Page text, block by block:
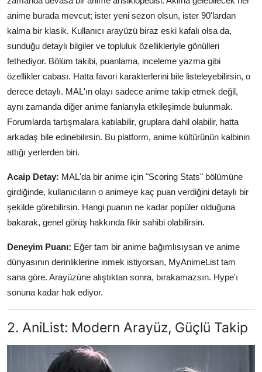
anime burada mevcut; ister yeni sezon olsun, ister 90'lardan
kalma bir klasik. Kullanıcı arayüzü biraz eski kafalı olsa da,
sunduğu detaylı bilgiler ve topluluk özellikleriyle gönülleri
fethediyor. Bölüm takibi, puanlama, inceleme yazma gibi
özellikler cabası. Hatta favori karakterlerini bile listeleyebilirsin, o
derece detaylı. MAL'ın olayı sadece anime takip etmek değil,
aynı zamanda diğer anime fanlarıyla etkileşimde bulunmak.
Forumlarda tartışmalara katılabilir, gruplara dahil olabilir, hatta
arkadaş bile edinebilirsin. Bu platform, anime kültürünün kalbinin
attığı yerlerden biri.
Acaip Detay: MAL'da bir anime için "Scoring Stats" bölümüne
girdiğinde, kullanıcıların o animeye kaç puan verdiğini detaylı bir
şekilde görebilirsin. Hangi puanın ne kadar popüler olduğuna
bakarak, genel görüş hakkında fikir sahibi olabilirsin.
Deneyim Puanı: Eğer tam bir anime bağımlısıysan ve anime
dünyasının derinliklerine inmek istiyorsan, MyAnimeList tam
sana göre. Arayüzüne alıştıktan sonra, bırakamazsın. Hype'ı
sonuna kadar hak ediyor.
2. AniList: Modern Arayüz, Güçlü Takip